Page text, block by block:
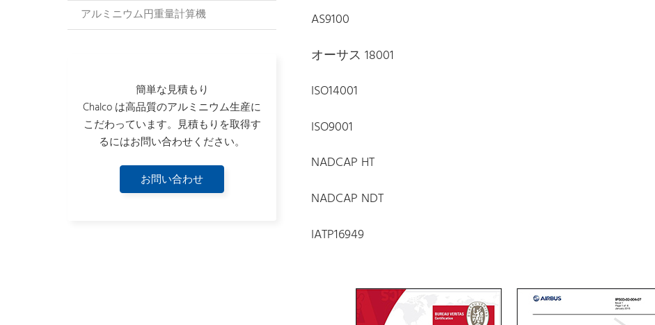
アルミニウム円重量計算機
簡単な見積もり
Chalco は高品質のアルミニウム生産に
こだわっています。見積もりを取得す
るにはお問い合わせください。
お問い合わせ
AS9100
オーサス 18001
ISO14001
ISO9001
NADCAP HT
NADCAP NDT
IATP16949